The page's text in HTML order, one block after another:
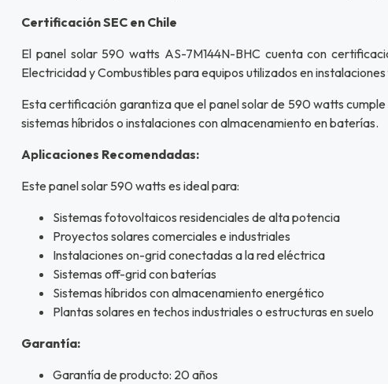
Certificación SEC en Chile
El panel solar 590 watts AS-7M144N-BHC cuenta con
Electricidad y Combustibles para equipos utilizados en
Esta certificación garantiza que el panel solar de 590 watts
sistemas híbridos o instalaciones con almacenamiento en baterías.
Aplicaciones Recomendadas:
Este panel solar 590 watts es ideal para:
Sistemas fotovoltaicos residenciales de alta potencia
Proyectos solares comerciales e industriales
Instalaciones on-grid conectadas a la red eléctrica
Sistemas off-grid con baterías
Sistemas híbridos con almacenamiento energético
Plantas solares en techos industriales o estructuras en suelo
Garantía:
Garantía de producto: 20 años